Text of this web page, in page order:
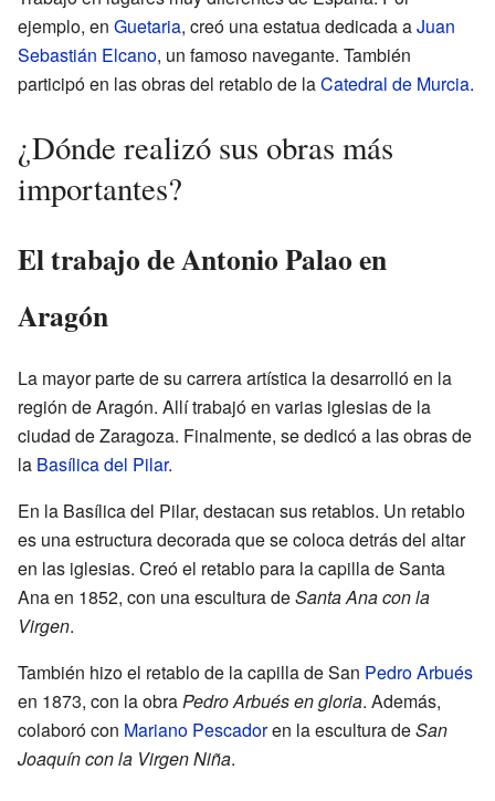
ejemplo, en Guetaria, creó una estatua dedicada aJuan
Sebastián Elcano, un famoso navegante. También
participó en las obras del retablo de laCatedral de Murcia.
¿Dónde realizó sus obras más
importantes?
El trabajo de Antonio Palao en
Aragón
La mayor parte de su carrera artística la desarrolló en la
región de Aragón. Allí trabajó en varias iglesias de la
ciudad de Zaragoza. Finalmente, se dedicó a las obras de
la Basílica del Pilar.
En la Basílica del Pilar, destacan sus retablos. Un retablo
es una estructura decorada que se coloca detrás del altar
en las iglesias. Creó el retablo para la capilla de Santa
Ana en 1852, con una escultura deSanta Ana con la
Virgen.
También hizo el retablo de la capilla de San Pedro Arbués
en 1873, con la obraPedro Arbués en gloria. Además,
colaboró con Mariano Pescadoren la escultura deSan
Joaquín con la Virgen Niña.